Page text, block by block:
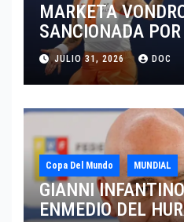
MARKETA
SANCIONADA
JULIO 31, 2026 DOC
Copa Del Mundo MUNDIAL
GIANNI
ENMEDIO DEL